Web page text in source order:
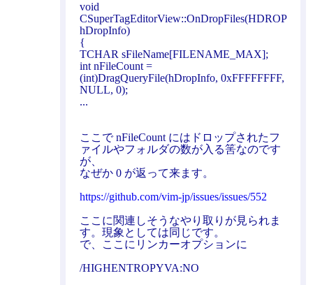
void
CSuperTagEditorView::OnDropFiles(HDROP
hDropInfo)
{
TCHAR sFileName[FILENAME_MAX];
int nFileCount =
(int)DragQueryFile(hDropInfo, 0xFFFFFFFF,
NULL, 0);
...
ここで nFileCount にはドロップされたフ
ァイルやフォルダの数が入る筈なのです
が、
なぜか 0 が返って来ます。
https://github.com/vim-jp/issues/issues/552
ここに関連しそうなやり取りが見られま
す。現象としては同じです。
で、ここにリンカーオプションに
/HIGHENTROPYVA:NO